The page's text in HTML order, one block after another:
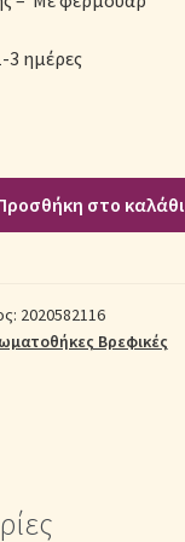
3 ημέρες
στο καλάθι
2020582116
Βρεφικές